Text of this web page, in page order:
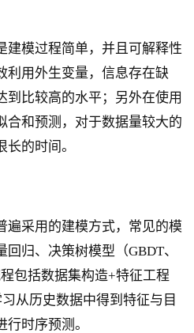
建模过程简单，并且可解释性
利用外生变量，信息存在缺
到比较高的水平；另外在使用
合和预测，对于数据量较大的
的时间。
遍采用的建模方式，常见的模
归、决策树模型（GBDT、
包括数据集构造+特征工程
从历史数据中得到特征与目
时序预测。